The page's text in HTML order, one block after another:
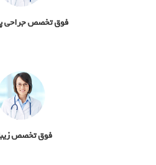
فوق تخصص جراحی
فوق تخصص